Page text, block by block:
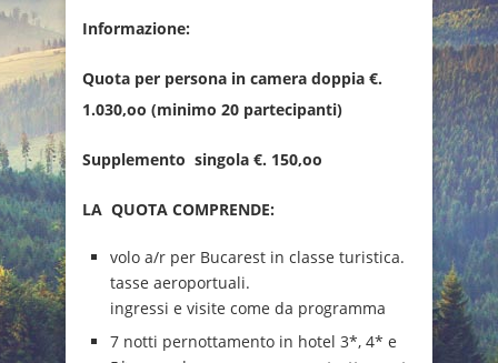
Informazione:
Quota per persona in camera doppia €.
1.030,oo (minimo 20 partecipanti)
Supplemento singola €. 150,oo
LA QUOTA COMPRENDE:
volo a/r per Bucarest in classe turistica.
tasse aeroportuali.
ingressi e visite come da programma
7 notti pernottamento in hotel 3*, 4* e